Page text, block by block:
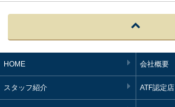
HOME 会社概要
スタッフ紹介 ATF認定店